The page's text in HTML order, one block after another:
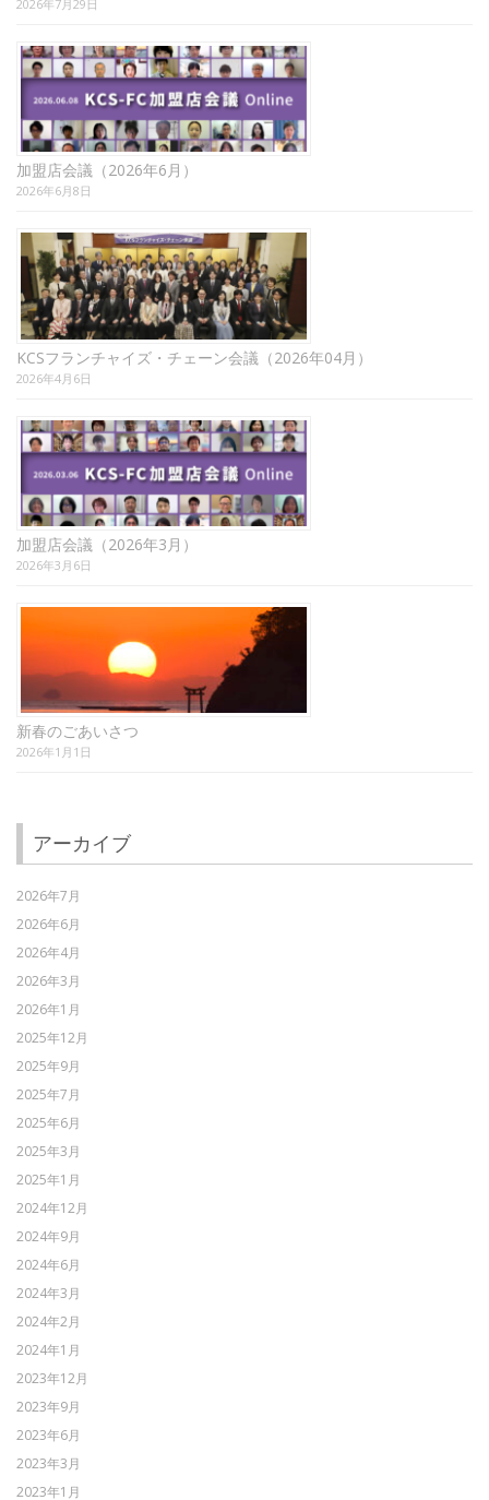
2026年7月29日
加盟店会議（2026年6月）
2026年6月8日
KCSフランチャイズ・チェーン会議（2026年04月）
2026年4月6日
加盟店会議（2026年3月）
2026年3月6日
新春のごあいさつ
2026年1月1日
アーカイブ
2026年7月
2026年6月
2026年4月
2026年3月
2026年1月
2025年12月
2025年9月
2025年7月
2025年6月
2025年3月
2025年1月
2024年12月
2024年9月
2024年6月
2024年3月
2024年2月
2024年1月
2023年12月
2023年9月
2023年6月
2023年3月
2023年1月